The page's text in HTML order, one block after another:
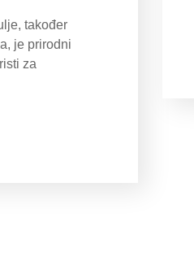
također
je prirodni
za